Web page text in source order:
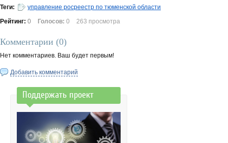
Теги:
управление росреестр по тюменской области
Рейтинг: 0 Голосов: 0 263 просмотра
Комментарии (0)
Нет комментариев. Ваш будет первым!
Добавить комментарий
Поддержать проект